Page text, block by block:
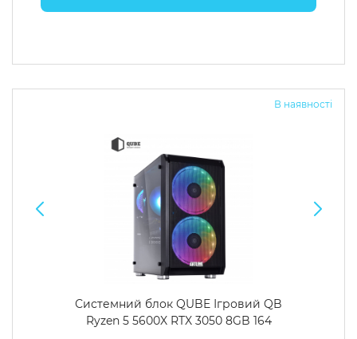
В наявності
Системний блок QUBE Ігровий QB
Ryzen 5 5600X RTX 3050 8GB 164